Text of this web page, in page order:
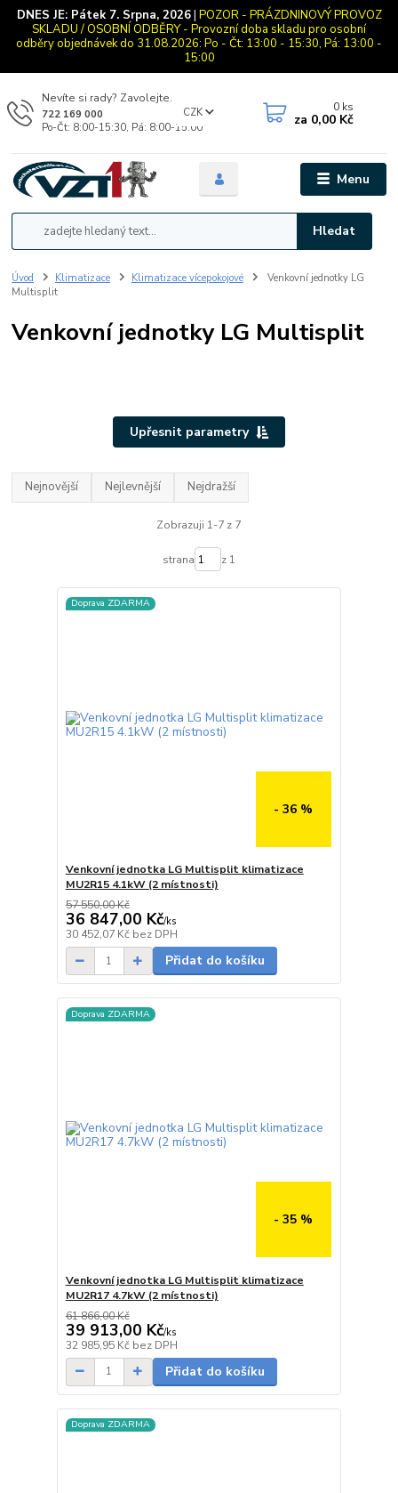
DNES JE: Pátek 7. Srpna, 2026| POZOR - PRÁZDNINOVÝ PROVOZ
SKLADU / OSOBNÍ ODBĚRY - Provozní doba skladu pro osobní
odběry objednávek do 31.08.2026: Po - Čt: 13:00 - 15:30, Pá: 13:00 -
15:00
Menu
CZK
Hledat
Nevíte si rady? Zavolejte.
722 169 000
Po-Čt: 8:00-15:30, Pá: 8:00-15:00
0 ks
za 0,00 Kč
Úvod Klimatizace Klimatizace vícepokojové
Venkovní jednotky LG
Multisplit
Venkovní jednotky LG Multisplit
Upřesnit parametry
Nejnovější Nejlevnější Nejdražší
Zobrazuji 1-7 z 7
strana z 1
Doprava ZDARMA
- 36 %
Venkovní jednotka LG Multisplit klimatizace
MU2R15 4.1kW (2 místnosti)
57 550,00 Kč
36 847,00 Kč/ks
30 452,07 Kč bez DPH
Přidat do košíku
Doprava ZDARMA
- 35 %
Venkovní jednotka LG Multisplit klimatizace
MU2R17 4.7kW (2 místnosti)
61 866,00 Kč
39 913,00 Kč/ks
32 985,95 Kč bez DPH
Přidat do košíku
Doprava ZDARMA